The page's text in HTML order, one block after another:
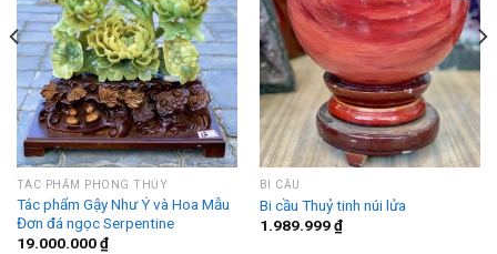
TÁC PHẨM PHONG THỦY
Tác phẩm Gậy Như Ý và Hoa Mẫu
Đơn đá ngọc Serpentine
19.000.000₫
BI CẦU
Bi cầu Thuỷ tinh núi lửa
1.989.999₫